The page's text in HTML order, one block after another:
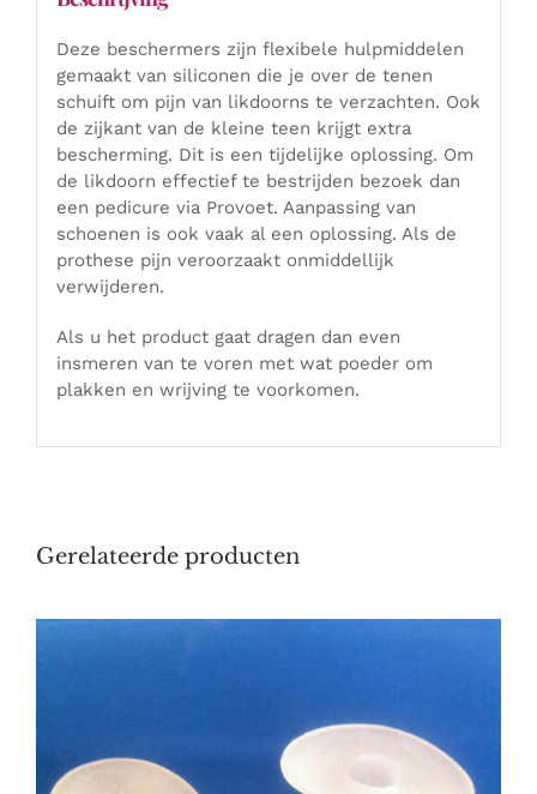
Deze beschermers zijn flexibele hulpmiddelen
gemaakt van siliconen die je over de tenen
schuift om pijn van likdoorns te verzachten. Ook
de zijkant van de kleine teen krijgt extra
bescherming. Dit is een tijdelijke oplossing. Om
de likdoorn effectief te bestrijden bezoek dan
een pedicure via Provoet. Aanpassing van
schoenen is ook vaak al een oplossing. Als de
prothese pijn veroorzaakt onmiddellijk
verwijderen.
Als u het product gaat dragen dan even
insmeren van te voren met wat poeder om
plakken en wrijving te voorkomen.
Gerelateerde producten